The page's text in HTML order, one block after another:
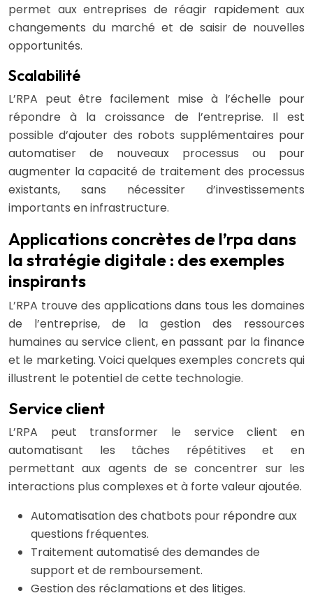
permet aux entreprises de réagir rapidement aux
changements du marché et de saisir de nouvelles
opportunités.
Scalabilité
L’RPA peut être facilement mise à l’échelle pour
répondre à la croissance de l’entreprise. Il est
possible d’ajouter des robots supplémentaires pour
automatiser de nouveaux processus ou pour
augmenter la capacité de traitement des processus
existants, sans nécessiter d’investissements
importants en infrastructure.
Applications concrètes de l’rpa dans
la stratégie digitale : des exemples
inspirants
L’RPA trouve des applications dans tous les domaines
de l’entreprise, de la gestion des ressources
humaines au service client, en passant par la finance
et le marketing. Voici quelques exemples concrets qui
illustrent le potentiel de cette technologie.
Service client
L’RPA peut transformer le service client en
automatisant les tâches répétitives et en
permettant aux agents de se concentrer sur les
interactions plus complexes et à forte valeur ajoutée.
Automatisation des chatbots pour répondre aux
questions fréquentes.
Traitement automatisé des demandes de
support et de remboursement.
Gestion des réclamations et des litiges.